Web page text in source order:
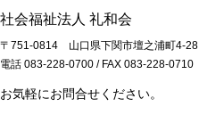
社会福祉法人 礼和会
〒751-0814 山口県下関市壇之浦町4-28
電話 083-228-0700 / FAX 083-228-0710
お気軽にお問合せください。